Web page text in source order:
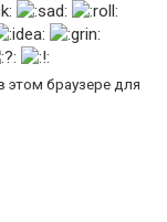
этом браузере для